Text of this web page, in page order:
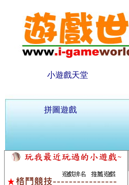
小遊戲天堂
拼圖遊戲